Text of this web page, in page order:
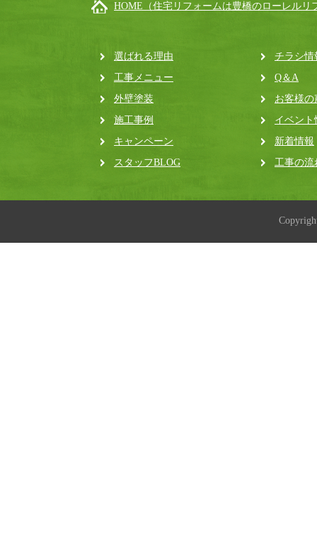
HOME（住宅リフォームは豊橋のローレルリ
選ばれる理由
工事メニュー
外壁塗装
施工事例
キャンペーン
スタッフBLOG
チラシ情
Q＆A
お客様の
イベント
新着情報
工事の流